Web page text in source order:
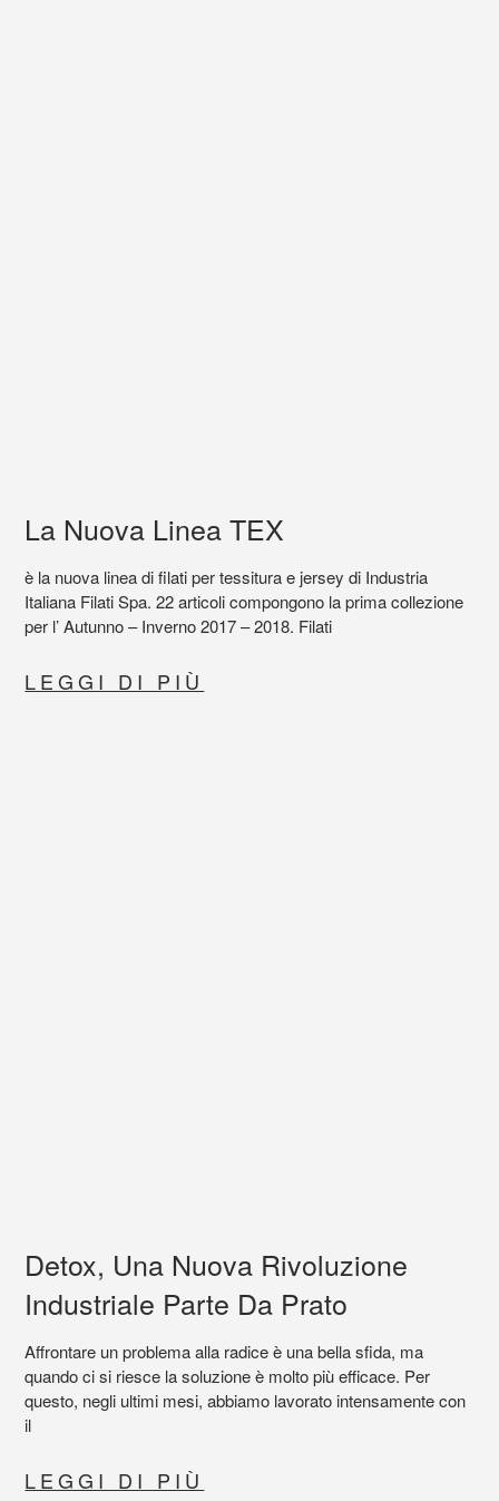
La Nuova Linea TEX
è la nuova linea di filati per tessitura e jersey di Industria
Italiana Filati Spa. 22 articoli compongono la prima collezione
per l’ Autunno – Inverno 2017 – 2018. Filati
LEGGI DI PIÙ
Detox, Una Nuova Rivoluzione
Industriale Parte Da Prato
Affrontare un problema alla radice è una bella sfida, ma
quando ci si riesce la soluzione è molto più efficace. Per
questo, negli ultimi mesi, abbiamo lavorato intensamente con
il
LEGGI DI PIÙ